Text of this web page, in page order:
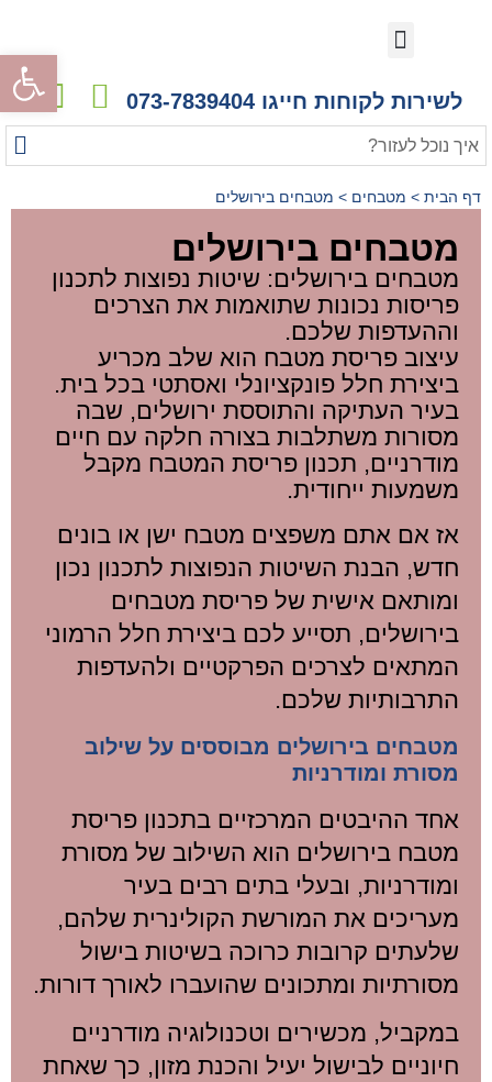
לשירות לקוחות חייגו 073-7839404
דף הבית > מטבחים > מטבחים בירושלים
מטבחים בירושלים
מטבחים בירושלים: שיטות נפוצות לתכנון
פריסות נכונות שתואמות את הצרכים
וההעדפות שלכם.
עיצוב פריסת מטבח הוא שלב מכריע
ביצירת חלל פונקציונלי ואסתטי בכל בית.
בעיר העתיקה והתוססת ירושלים, שבה
מסורות משתלבות בצורה חלקה עם חיים
מודרניים, תכנון פריסת המטבח מקבל
משמעות ייחודית.
אז אם אתם משפצים מטבח ישן או בונים
חדש, הבנת השיטות הנפוצות לתכנון נכון
ומותאם אישית של פריסת מטבחים
בירושלים, תסייע לכם ביצירת חלל הרמוני
המתאים לצרכים הפרקטיים ולהעדפות
התרבותיות שלכם.
מטבחים בירושלים מבוססים על שילוב
מסורת ומודרניות
אחד ההיבטים המרכזיים בתכנון פריסת
מטבח בירושלים הוא השילוב של מסורת
ומודרניות, ובעלי בתים רבים בעיר
מעריכים את המורשת הקולינרית שלהם,
שלעתים קרובות כרוכה בשיטות בישול
מסורתיות ומתכונים שהועברו לאורך דורות.
במקביל, מכשירים וטכנולוגיה מודרניים
חיוניים לבישול יעיל והכנת מזון, כך שאחת